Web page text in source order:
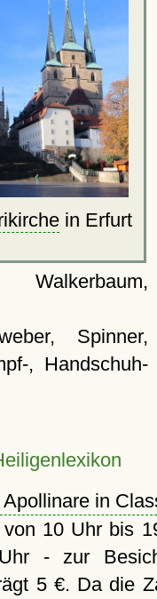
in Erfurt
Spinner,
, Handschuh-
Apollinare in
10 Uhr bis
- zur
5 €. Da die